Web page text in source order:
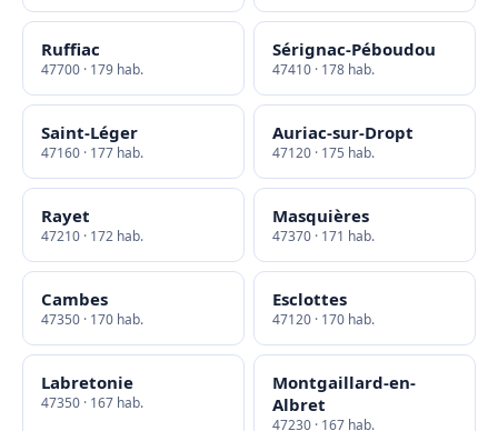
Ruffiac
47700 · 179 hab.
Sérignac-Péboudou
47410 · 178 hab.
Saint-Léger
47160 · 177 hab.
Auriac-sur-Dropt
47120 · 175 hab.
Rayet
47210 · 172 hab.
Masquières
47370 · 171 hab.
Cambes
47350 · 170 hab.
Esclottes
47120 · 170 hab.
Labretonie
47350 · 167 hab.
Montgaillard-en-
Albret
47230 · 167 hab.